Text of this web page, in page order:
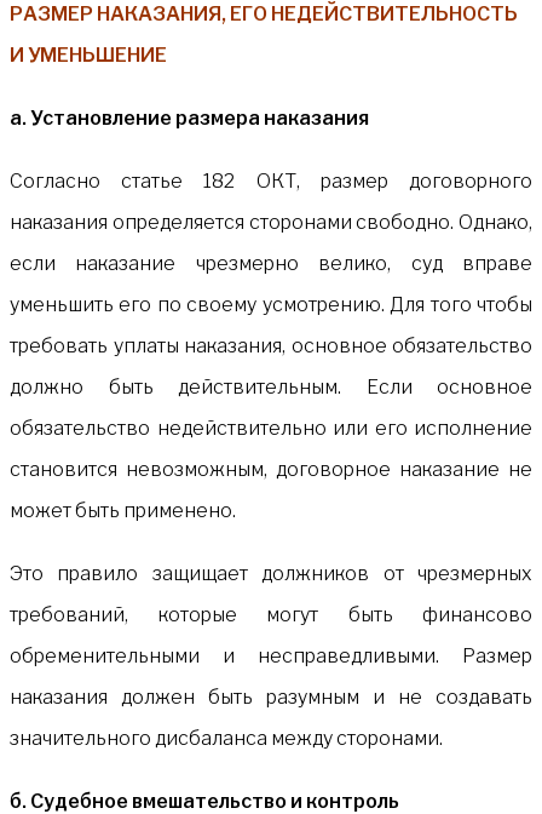
РАЗМЕР НАКАЗАНИЯ, ЕГО НЕДЕЙСТВИТЕЛЬНОСТЬ
И УМЕНЬШЕНИЕ
а. Установление размера наказания
Согласно статье 182 ОКТ, размер договорного
наказания определяется сторонами свободно. Однако,
если наказание чрезмерно велико, суд вправе
уменьшить его по своему усмотрению. Для того чтобы
требовать уплаты наказания, основное обязательство
должно быть действительным. Если основное
обязательство недействительно или его исполнение
становится невозможным, договорное наказание не
может быть применено.
Это правило защищает должников от чрезмерных
требований, которые могут быть финансово
обременительными и несправедливыми. Размер
наказания должен быть разумным и не создавать
значительного дисбаланса между сторонами.
б. Судебное вмешательство и контроль